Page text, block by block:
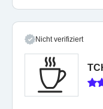
Nicht verifiziert